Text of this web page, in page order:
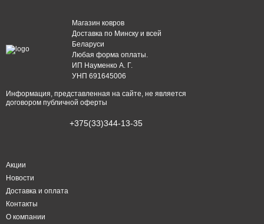
Магазин ковров
Доставка по Минску и всей
Беларуси
Любая форма оплаты.
ИП Науменко А. Г.
УНП 691645006
Информация, представленная на сайте, не является
договором публичной оферты
+375(33)344-13-35
Акции
Новости
Доставка и оплата
Контакты
О компании